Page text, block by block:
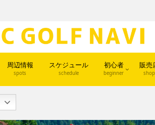
周辺情報
spots
スケジュール
schedule
初心者
beginner
販売
shop